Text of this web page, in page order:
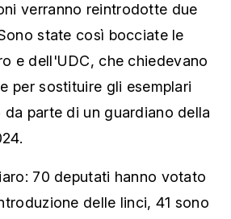
verranno reintrodotte due
state così bocciate le
e dell'UDC, che chiedevano
per sostituire gli esemplari
parte di un guardiano della
70 deputati hanno votato
delle linci, 41 sono